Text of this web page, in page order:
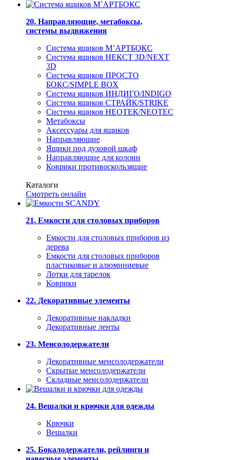
20. Направляющие, метабоксы,
системы выдвижения
Система ящиков М’АРТБОКС
Система ящиков НЕКСТ 3D/NEXT
3D
Система ящиков ПРОСТО
БОКС/SIMPLE BOX
Система ящиков ИНДИГО/INDIGO
Система ящиков СТРАЙК/STRIKE
Система ящиков НЕОТЕК/NEOTEC
Метабоксы
Аксессуары для ящиков
Направляющие
Ящики под духовой шкаф
Направляющие для колонн
Коврики противоскользящие
Каталоги
Смотреть онлайн
21. Емкости для столовых приборов
Емкости для столовых приборов из
дерева
Емкости для столовых приборов
пластиковые и алюминиевые
Лотки для тарелок
Коврики
22. Декоративные элементы
Декоративные накладки
Декоративные ленты
23. Менсолодержатели
Декоративные менсолодержатели
Скрытые менсолодержатели
Складные менсолодержатели
24. Вешалки и крючки для одежды
Крючки
Вешалки
25. Бокалодержатели, рейлинги и